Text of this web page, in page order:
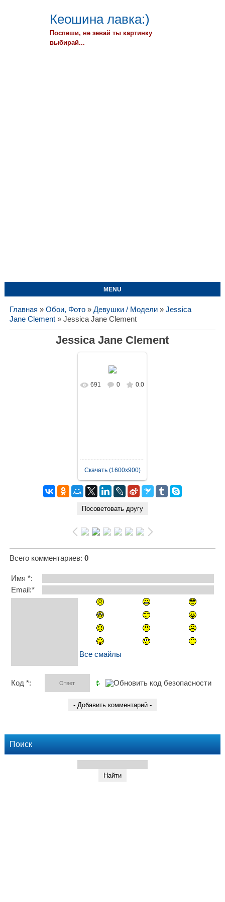
Кеошина лавка:)
Поспеши, не зевай ты картинку
выбирай...
MENU
Главная » Обои, Фото» Девушки / Модели» Jessica
Jane Clement» Jessica Jane Clement
Jessica Jane Clement
В реальном
691 0 0.0
Скачать (1600x900)
Всего комментариев: 0
Имя *:
Email:*
Все смайлы
Код *:
Поиск